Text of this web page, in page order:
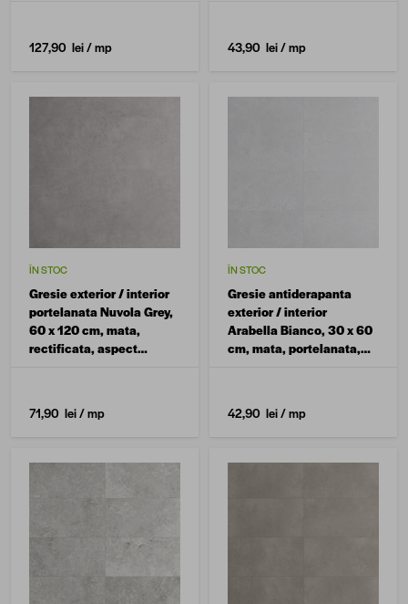
127,90 lei/ mp 43,90 lei/ mp
ÎN STOC
Gresie exterior / interior
portelanata Nuvola Grey,
60 x 120 cm, mata,
rectificata, aspect
71,90 lei/ mp
ÎN STOC
Gresie antiderapanta
exterior / interior
Arabella Bianco, 30 x 60
cm, mata, portelanata,
42,90 lei/ mp